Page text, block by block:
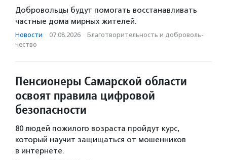
Добровольцы будут помогать восстанавливать
частные дома мирных жителей.
Новости · 07.08.2026 · Благотвори­тель­ность и доброволь­
чест­во
Пенсионеры Самарской области
освоят правила цифровой
безопасности
80 людей пожилого возраста пройдут курс,
который научит защищаться от мошенников
в интернете.